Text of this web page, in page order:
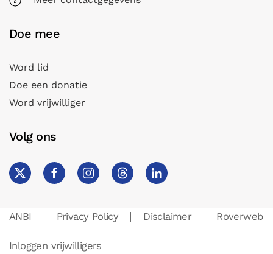
Doe mee
Word lid
Doe een donatie
Word vrijwilliger
Volg ons
ANBI Privacy Policy Disclaimer Roverweb
Inloggen vrijwilligers